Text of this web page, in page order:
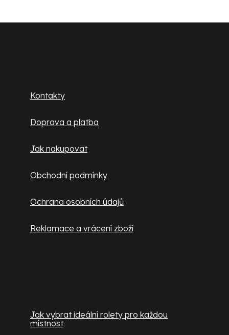
Kontakty
Doprava a platba
Jak nakupovat
Obchodní podmínky
Ochrana osobních údajů
Reklamace a vrácení zboží
Jak vybrat ideální rolety pro každou
místnost